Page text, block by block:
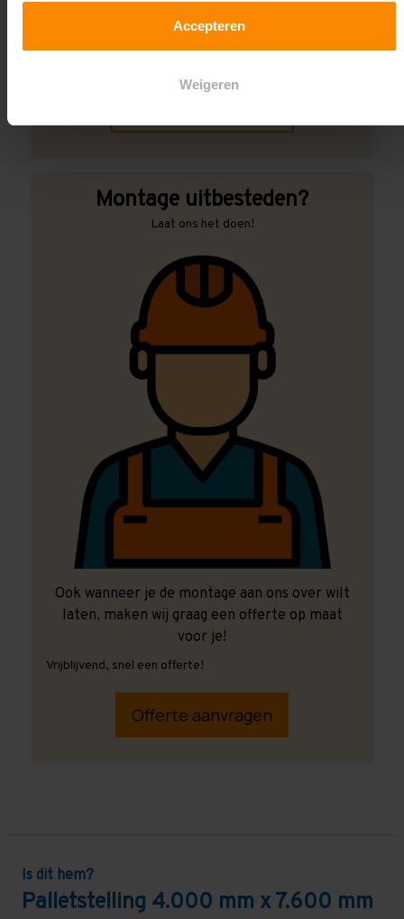
Accepteren
Weigeren
draagkrachten? Speciale uitvoeringen? Onze
experts werken het graag uit! Maatwerk is onze
specialiteit!
Montage uitbesteden?
Laat ons het doen!
Ook wanneer je de montage aan ons over wilt
laten, maken wij graag een offerte op maat
voor je!
Vrijblijvend, snel een offerte!
Offerte aanvragen
Is dit hem?
Palletstelling 4.000 mm x 7.600 mm